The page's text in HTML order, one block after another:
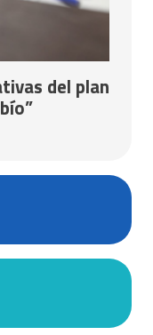
del plan